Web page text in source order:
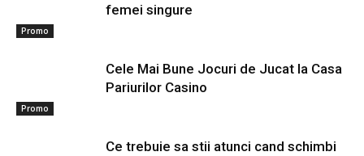
Promo
femei singure
Promo
Cele Mai Bune Jocuri de Jucat la Casa
Pariurilor Casino
Ce trebuie sa stii atunci cand schimbi